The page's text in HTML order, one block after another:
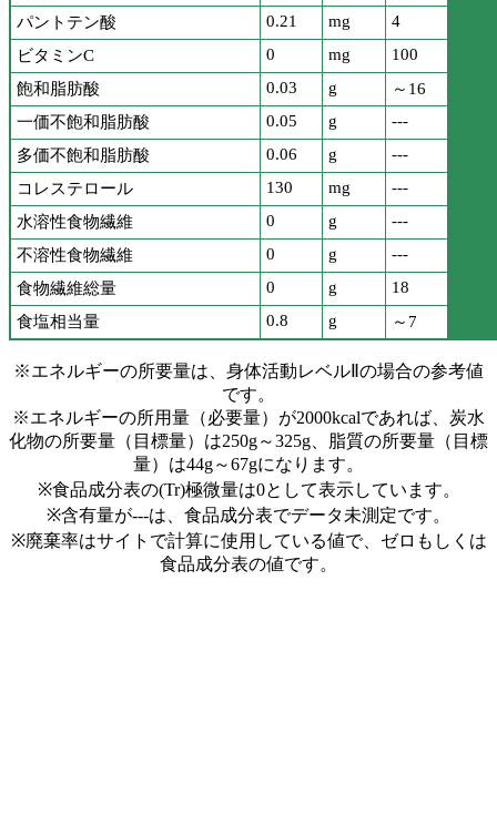
パントテン酸
0.21 mg
4
ビタミンC
0 mg
100
飽和脂肪酸
0.03 g
～16
一価不飽和脂肪酸
0.05 g
---
多価不飽和脂肪酸
0.06 g
---
コレステロール
130 mg
---
水溶性食物繊維
0 g
---
不溶性食物繊維
0 g
---
食物繊維総量
0 g
18
食塩相当量
0.8 g ～7
※エネルギーの所要量は、身体活動レベルⅡの場合の参考値
です。
※エネルギーの所用量（必要量）が2000kcalであれば、炭水
化物の所要量（目標量）は250g～325g、脂質の所要量（目標
量）は44g～67gになります。
※食品成分表の(Tr)極微量は0として表示しています。
※含有量が---は、食品成分表でデータ未測定です。
※廃棄率はサイトで計算に使用している値で、ゼロもしくは
食品成分表の値です。